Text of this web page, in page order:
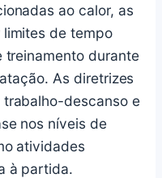
ao calor, as
de tempo
treinamento durante
As diretrizes
descanso e
nos níveis de
atividades
à partida.